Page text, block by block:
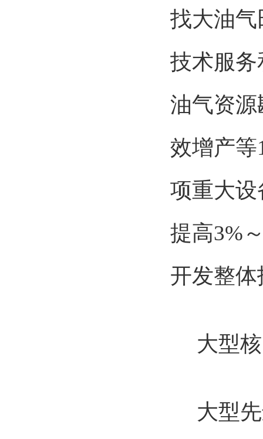
找大油
技术服
油气资
效增产等
项重大
提高3%
开发整
大型核
大型先